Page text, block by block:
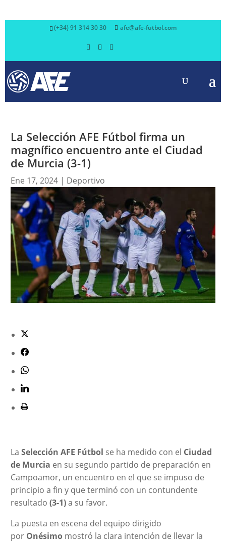
(+34) 91 314 30 30 afe@afe-futbol.com
La Selección AFE Fútbol firma un
magnífico encuentro ante el Ciudad
de Murcia (3-1)
Ene 17, 2024| Deportivo
La Selección AFE Fútbol se ha medido con el Ciudad
de Murcia en su segundo partido de preparación en
Campoamor, un encuentro en el que se impuso de
principio a fin y que terminó con un contundente
resultado (3-1)a su favor.
La puesta en escena del equipo dirigido
por Onésimo mostró la clara intención de llevar la